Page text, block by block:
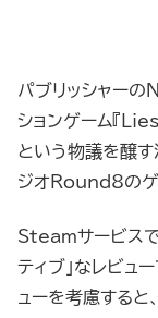
パブリッシャーの
ションゲーム『
という物議を醸す
ジオRound8のゲ
Steamサービスで
ティブ」なレビュ
ューを考慮する